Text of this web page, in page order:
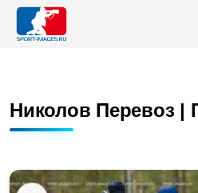
Николов Перевоз |